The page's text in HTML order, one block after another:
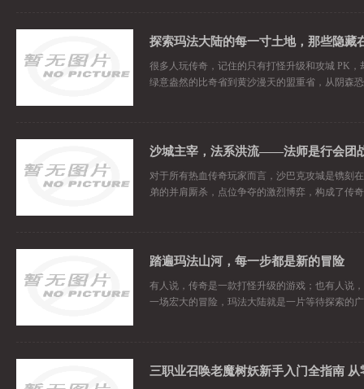
很多人玩传奇，记住的只有打怪升级和攻城 PK
绿意盎然的比奇省到黄沙漫天的盟重省，从阴森
沙城主宰，法系洪流——法师是行会团
对于所有热血传奇玩家而言，沙巴克攻城是镌刻
弟的并肩厮杀，点位争夺的激烈博弈，构成了传
踏遍玛法山河，每一步都是新的冒险
有人说，传奇是一款打怪升级的游戏；也有人说
一场宏大的冒险，玛法大陆就是一片等待探索的